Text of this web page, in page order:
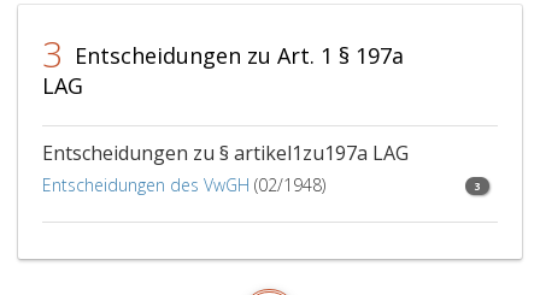
3 Entscheidungen zu Art. 1 § 197a
LAG
Entscheidungen zu § artikel1zu197a LAG
Entscheidungen des VwGH (02/1948) 3